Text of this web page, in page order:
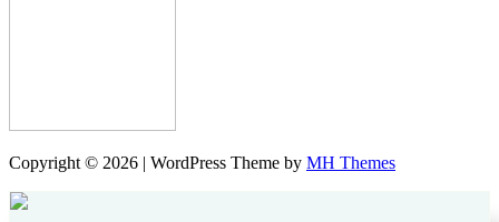
Copyright © 2026 | WordPress Theme by MH Themes